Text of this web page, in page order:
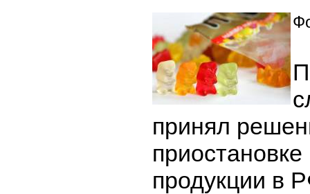
принял
продукции в